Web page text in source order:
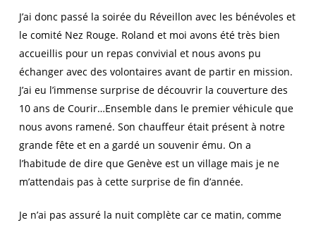
J’ai donc passé la soirée du Réveillon avec les bénévoles et
le comité Nez Rouge. Roland et moi avons été très bien
accueillis pour un repas convivial et nous avons pu
échanger avec des volontaires avant de partir en mission.
J’ai eu l’immense surprise de découvrir la couverture des
10 ans de Courir…Ensemble dans le premier véhicule que
nous avons ramené. Son chauffeur était présent à notre
grande fête et en a gardé un souvenir ému. On a
l’habitude de dire que Genève est un village mais je ne
m’attendais pas à cette surprise de fin d’année.
Je n’ai pas assuré la nuit complète car ce matin, comme